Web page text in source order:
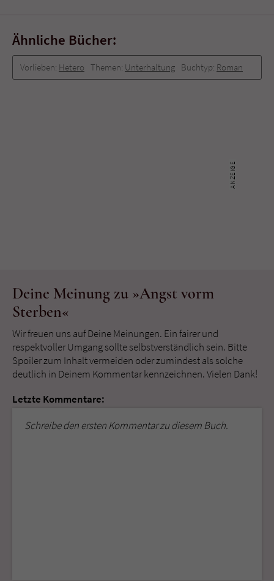
Ähnliche Bücher:
Vorlieben: Hetero Themen: Unterhaltung Buchtyp: Roman
Deine Meinung zu »Angst vorm
Sterben«
Wir freuen uns auf Deine Meinungen. Ein fairer und
respektvoller Umgang sollte selbstverständlich sein. Bitte
Spoiler zum Inhalt vermeiden oder zumindest als solche
deutlich in Deinem Kommentar kennzeichnen. Vielen Dank!
Letzte Kommentare:
Schreibe den ersten Kommentar zu diesem Buch.